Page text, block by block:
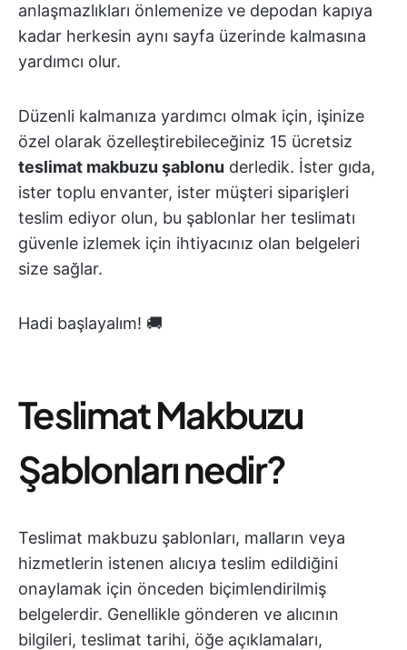
anlaşmazlıkları önlemenize ve depodan kapıya
kadar herkesin aynı sayfa üzerinde kalmasına
yardımcı olur.
Düzenli kalmanıza yardımcı olmak için, işinize
özel olarak özelleştirebileceğiniz 15 ücretsiz
teslimat makbuzu şablonu derledik. İster gıda,
ister toplu envanter, ister müşteri siparişleri
teslim ediyor olun, bu şablonlar her teslimatı
güvenle izlemek için ihtiyacınız olan belgeleri
size sağlar.
Hadi başlayalım! 🚚
Teslimat Makbuzu
Şablonları nedir?
Teslimat makbuzu şablonları, malların veya
hizmetlerin istenen alıcıya teslim edildiğini
onaylamak için önceden biçimlendirilmiş
belgelerdir. Genellikle gönderen ve alıcının
bilgileri, teslimat tarihi, öğe açıklamaları,